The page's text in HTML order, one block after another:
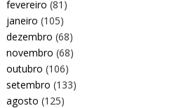
fevereiro (81)
janeiro (105)
dezembro (68)
novembro (68)
outubro (106)
setembro (133)
agosto (125)